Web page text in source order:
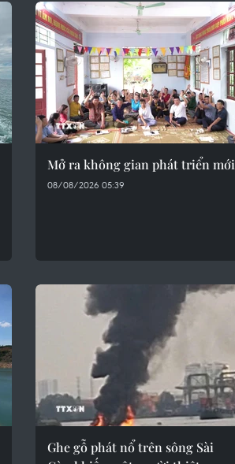
Mở ra không gian phát triển mới
08/08/2026 05:39
Ghe gỗ phát nổ trên sông Sài